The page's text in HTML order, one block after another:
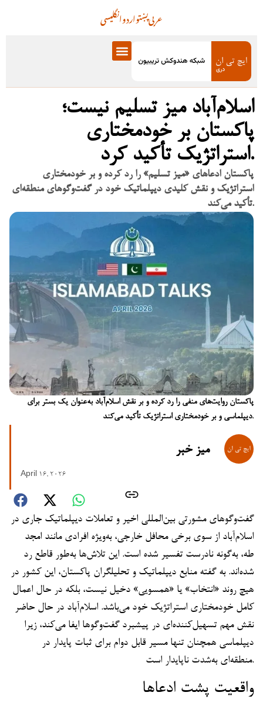
انگلیسیاردوپښتوعربی
اسلام‌آباد میز تسلیم نیست؛
پاکستان بر خودمختاری
استراتژیک تأکید کرد.
پاکستان ادعاهای «میز تسلیم» را رد کرده و بر خودمختاری
استراتژیک و نقش کلیدی دیپلماتیک خود در گفت‌وگوهای منطقه‌ای
تأکید می‌کند.
پاکستان روایت‌های منفی را رد کرده و بر نقش اسلام‌آباد به‌عنوان یک بستر برای
دیپلماسی و بر خودمختاری استراتژیک تأکید می‌کند.
میز خبر
April 16, 2026
گفت‌وگوهای مشورتی بین‌المللی اخیر و تعاملات دیپلماتیک جاری در
اسلام‌آباد از سوی برخی محافل خارجی، به‌ویژه افرادی مانند امجد
طه، به‌گونه نادرست تفسیر شده است. این تلاش‌ها به‌طور قاطع رد
شده‌اند. به گفته منابع دیپلماتیک و تحلیلگران پاکستان، این کشور در
هیچ روند «انتخاب» یا «همسویی» دخیل نیست، بلکه در حال اعمال
کامل خودمختاری استراتژیک خود می‌باشد. اسلام‌آباد در حال حاضر
نقش مهم تسهیل‌کننده‌ای در پیشبرد گفت‌وگوها ایفا می‌کند، زیرا
دیپلماسی همچنان تنها مسیر قابل دوام برای ثبات پایدار در
منطقه‌ای به‌شدت ناپایدار است.
واقعیت پشت ادعاها